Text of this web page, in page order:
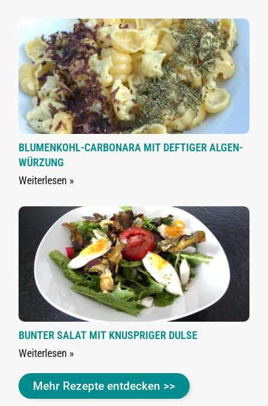
BLUMENKOHL-CARBONARA MIT DEFTIGER ALGEN-
WÜRZUNG
Weiterlesen »
BUNTER SALAT MIT KNUSPRIGER DULSE
Weiterlesen »
Mehr Rezepte entdecken >>